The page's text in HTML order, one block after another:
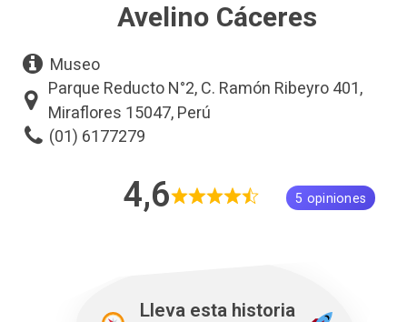
Avelino Cáceres
Museo
Parque Reducto N°2, C. Ramón Ribeyro 401,
Miraflores 15047, Perú
(01) 6177279
4,6 5 opiniones
Lleva esta historia